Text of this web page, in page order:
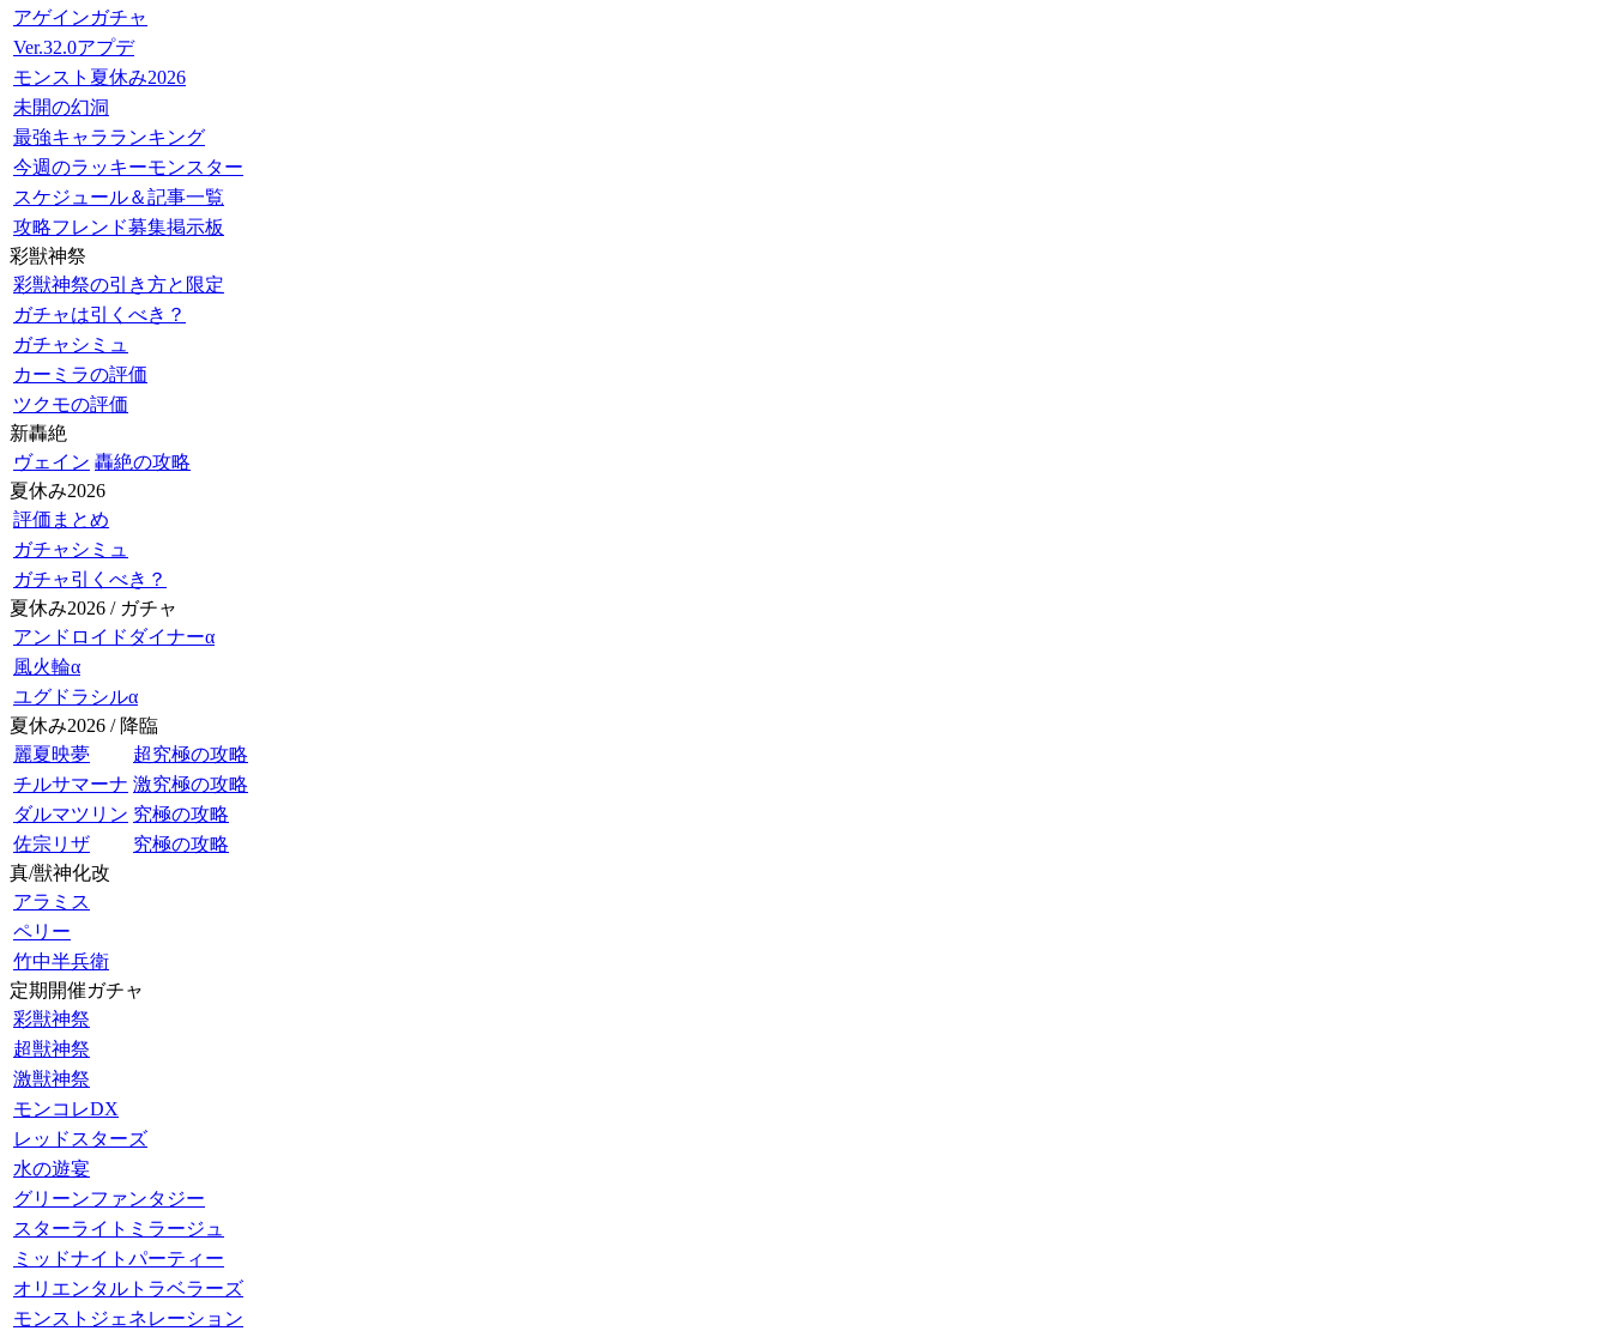
アゲインガチャ
Ver.32.0アプデ
モンスト夏休み2026
未開の幻洞
最強キャラランキング
今週のラッキーモンスター
スケジュール＆記事一覧
攻略フレンド募集掲示板
彩獣神祭
彩獣神祭の引き方と限定
ガチャは引くべき？
ガチャシミュ
カーミラの評価
ツクモの評価
新轟絶
ヴェイン 轟絶の攻略
夏休み2026
評価まとめ
ガチャシミュ
ガチャ引くべき？
夏休み2026 / ガチャ
アンドロイドダイナーα
風火輪α
ユグドラシルα
夏休み2026 / 降臨
麗夏映夢
超究極の攻略
チルサマーナ 激究極の攻略
ダルマツリン 究極の攻略
佐宗リザ
究極の攻略
真/獣神化改
アラミス
ペリー
竹中半兵衛
定期開催ガチャ
彩獣神祭
超獣神祭
激獣神祭
モンコレDX
レッドスターズ
水の遊宴
グリーンファンタジー
スターライトミラージュ
ミッドナイトパーティー
オリエンタルトラベラーズ
モンストジェネレーション